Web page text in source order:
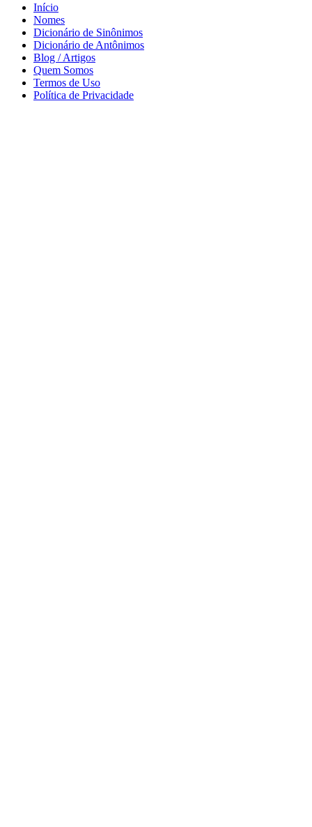
Início
Nomes
Dicionário de Sinônimos
Dicionário de Antônimos
Blog / Artigos
Quem Somos
Termos de Uso
Política de Privacidade